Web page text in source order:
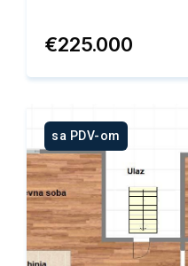
€225.000
sa PDV-om